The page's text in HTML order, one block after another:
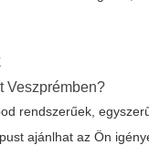
Veszprémben?
rendszerűek,
ajánlhat az Ön